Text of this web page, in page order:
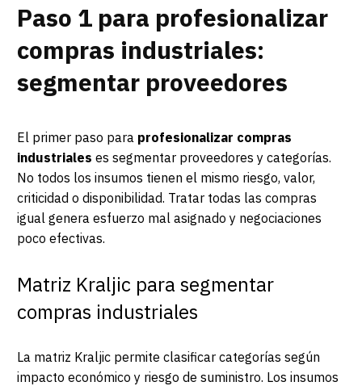
Paso 1 para profesionalizar
compras industriales:
segmentar proveedores
El primer paso para profesionalizar compras
industriales es segmentar proveedores y categorías.
No todos los insumos tienen el mismo riesgo, valor,
criticidad o disponibilidad. Tratar todas las compras
igual genera esfuerzo mal asignado y negociaciones
poco efectivas.
Matriz Kraljic para segmentar
compras industriales
La matriz Kraljic permite clasificar categorías según
impacto económico y riesgo de suministro. Los insumos